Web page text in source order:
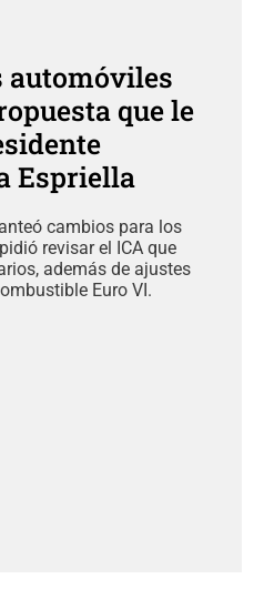
automóviles
que le
Espriella
cambios para los
revisar el ICA que
además de ajustes
Euro VI.